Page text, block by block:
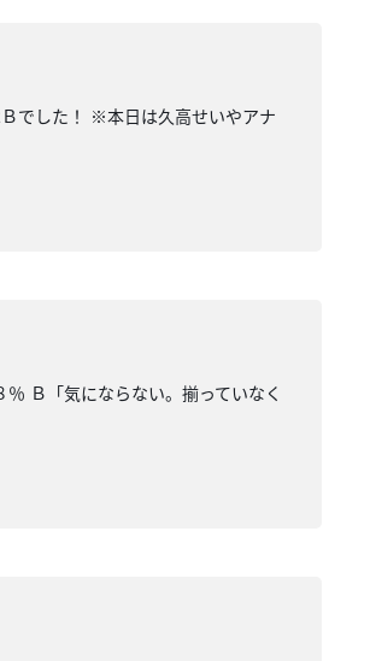
でした！ ※本日は久高せいやアナ
「気にならない。揃っていなく